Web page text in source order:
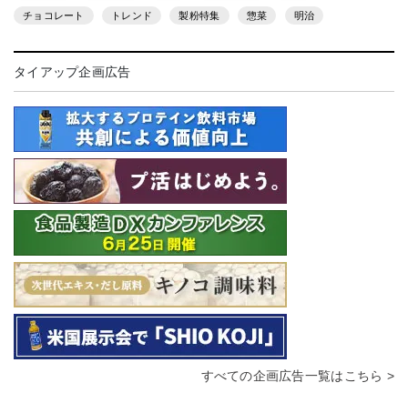
チョコレート トレンド 製粉特集 惣菜 明治
タイアップ企画広告
すべての企画広告一覧はこちら >